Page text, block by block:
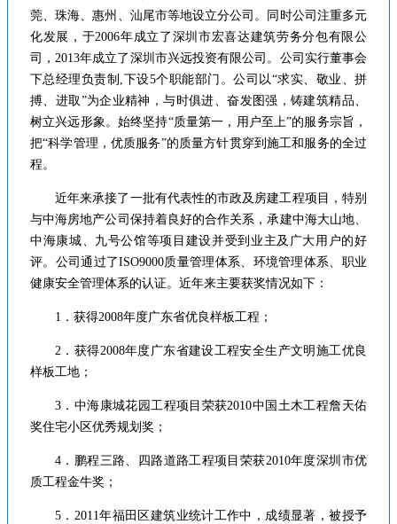
莞、珠海、惠州、汕尾市等地设立分公司。同时公司注重多元
化发展，于2006年成立了深圳市宏喜达建筑劳务分包有限公
司，2013年成立了深圳市兴远投资有限公司。公司实行董事会
下总经理负责制,下设5个职能部门。公司以“求实、敬业、拼
搏、进取”为企业精神，与时俱进、奋发图强，铸建筑精品、
树立兴远形象。始终坚持“质量第一，用户至上”的服务宗旨，
把“科学管理，优质服务”的质量方针贯穿到施工和服务的全过
程。
近年来承接了一批有代表性的市政及房建工程项目，特别
与中海房地产公司保持着良好的合作关系，承建中海大山地、
中海康城、九号公馆等项目建设并受到业主及广大用户的好
评。公司通过了ISO9000质量管理体系、环境管理体系、职业
健康安全管理体系的认证。近年来主要获奖情况如下：
1．获得2008年度广东省优良样板工程；
2．获得2008年度广东省建设工程安全生产文明施工优良
样板工地；
3．中海康城花园工程项目荣获2010中国土木工程詹天佑
奖住宅小区优秀规划奖；
4．鹏程三路、四路道路工程项目荣获2010年度深圳市优
质工程金牛奖；
5．2011年福田区建筑业统计工作中，成绩显著，被授予